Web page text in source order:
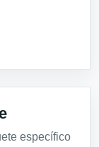
específico